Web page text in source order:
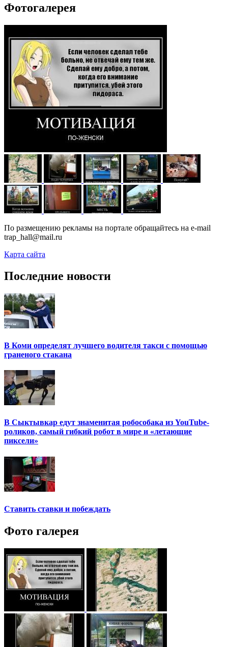
Фотогалерея
По размещению рекламы на портале обращайтесь на e-mail
trap_hall@mail.ru
Карта сайта
Последние новости
В Коми определят лучшего водителя такси с помощью
граненого стакана
В Сыктывкар едут знаменитая робособака из YouTube-
роликов, самый гибкий робот в мире и «летающие
пиксели»
Ставить ставки и побеждать
Фото галерея